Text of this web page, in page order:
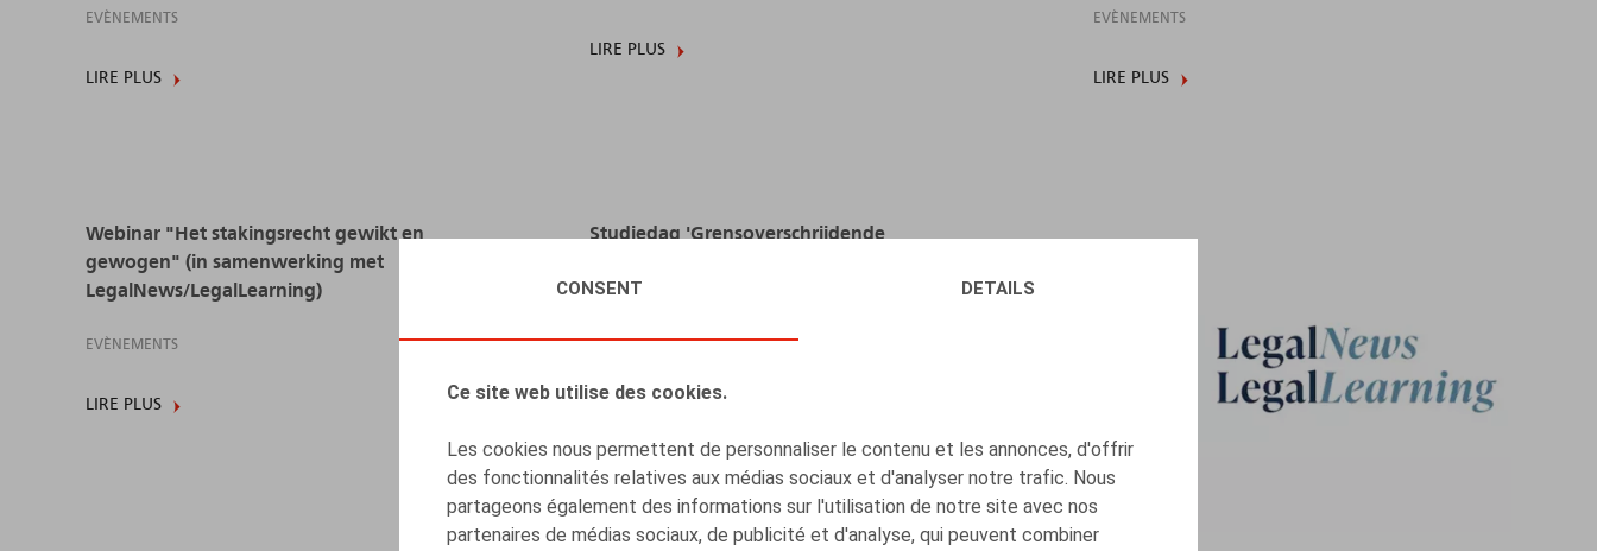
CONSENT DETAILS
Ce site web utilise des cookies.
Les cookies nous permettent de personnaliser le contenu et les annonces, d'offrir
des fonctionnalités relatives aux médias sociaux et d'analyser notre trafic. Nous
partageons également des informations sur l'utilisation de notre site avec nos
partenaires de médias sociaux, de publicité et d'analyse, qui peuvent combiner
EVÈNEMENTS
LIRE PLUS
LIRE PLUS
EVÈNEMENTS
LIRE PLUS
Webinar "Het stakingsrecht gewikt en
gewogen" (in samenwerking met
LegalNews/LegalLearning)
EVÈNEMENTS
LIRE PLUS
Studiedag 'Grensoverschrijdende
Learning)
EVÈNEMENTS
LIRE PLUS